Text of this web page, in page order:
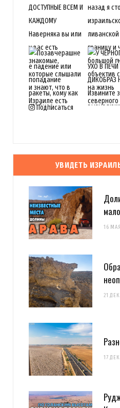
Подписаться
УВИДЕТЬ
16
21
17